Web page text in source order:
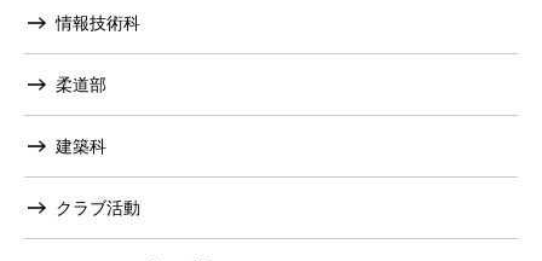
情報技術科
柔道部
建築科
クラブ活動